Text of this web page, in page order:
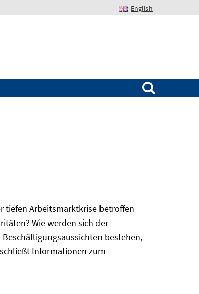
English
Suchen nach:
tiefen Arbeitsmarktkrise betroffen
Wie werden sich der
bestehen,
Informationen zum